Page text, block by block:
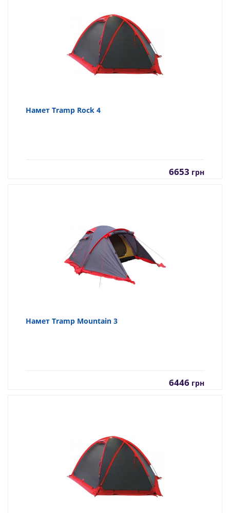
Намет Tramp Rock 4
6653 грн
Намет Tramp Mountain 3
6446 грн